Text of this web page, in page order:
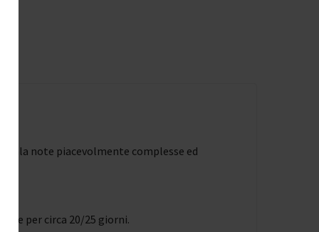
note piacevolmente complesse ed
per circa 20/25 giorni.